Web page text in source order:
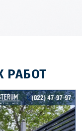
РАБОТ